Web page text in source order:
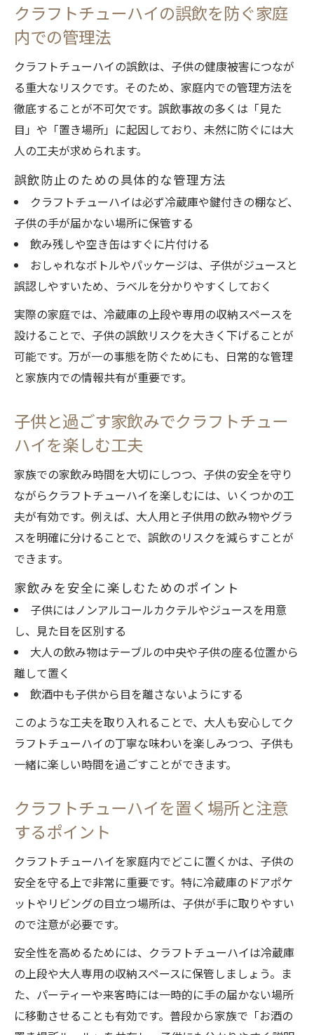
クラフトチューハイの誤飲を防ぐ家庭
内での管理法
クラフトチューハイの誤飲は、子供の健康被害につなが
る重大なリスクです。そのため、家庭内での管理方法を
徹底することが不可欠です。誤飲事故の多くは「見た
目」や「置き場所」に起因しており、未然に防ぐには大
人の工夫が求められます。
誤飲防止のための具体的な管理方法
クラフトチューハイは必ず冷蔵庫や鍵付きの棚など、
子供の手が届かない場所に保管する
飲み残しや空き缶はすぐに片付ける
おしゃれなボトルやパッケージは、子供がジュースと
誤認しやすいため、ラベルを分かりやすくしておく
実際の家庭では、冷蔵庫の上段や専用の収納スペースを
設けることで、子供の誤飲リスクを大きく下げることが
可能です。万が一の事態を防ぐためにも、日常的な管理
と家族内での情報共有が重要です。
子供と過ごす家飲みでクラフトチュー
ハイを楽しむ工夫
家族での家飲み時間を大切にしつつ、子供の安全を守り
ながらクラフトチューハイを楽しむには、いくつかの工
夫が有効です。例えば、大人用と子供用の飲み物やグラ
スを明確に分けることで、誤飲のリスクを減らすことが
できます。
家飲みを安全に楽しむためのポイント
子供にはノンアルコールカクテルやジュースを用意
し、見た目を区別する
大人の飲み物はテーブルの中央や子供の座る位置から
離して置く
飲酒中も子供から目を離さないようにする
このような工夫を取り入れることで、大人も安心してク
ラフトチューハイの丁寧な味わいを楽しみつつ、子供も
一緒に楽しい時間を過ごすことができます。
クラフトチューハイを置く場所と注意
するポイント
クラフトチューハイを家庭内でどこに置くかは、子供の
安全を守る上で非常に重要です。特に冷蔵庫のドアポケ
ットやリビングの目立つ場所は、子供が手に取りやすい
ので注意が必要です。
安全性を高めるためには、クラフトチューハイは冷蔵庫
の上段や大人専用の収納スペースに保管しましょう。ま
た、パーティーや来客時には一時的に手の届かない場所
に移動させることも有効です。普段から家族で「お酒の